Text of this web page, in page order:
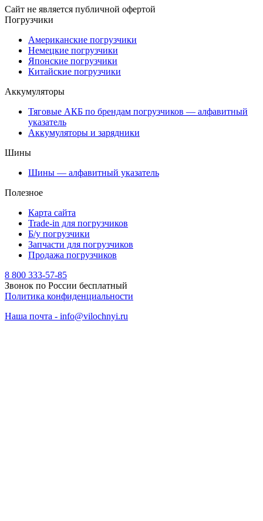
Сайт не является публичной офертой
Погрузчики
Американские погрузчики
Немецкие погрузчики
Японские погрузчики
Китайские погрузчики
Аккумуляторы
Тяговые АКБ по брендам погрузчиков — алфавитный
указатель
Аккумуляторы и зарядники
Шины
Шины — алфавитный указатель
Полезное
Карта сайта
Trade-in для погрузчиков
Б/у погрузчики
Запчасти для погрузчиков
Продажа погрузчиков
8 800 333-57-85
Звонок по России бесплатный
Политика конфиденциальности
Наша почта - info@vilochnyi.ru